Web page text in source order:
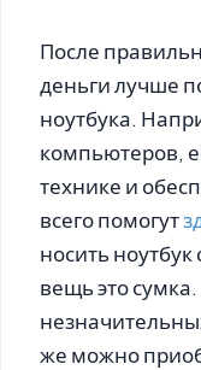
После
деньги лучше
ноутбука.
компьютеров,
технике и
всего помогут
носить
вещь это
же можно